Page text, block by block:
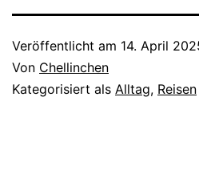
Veröffentlicht am 14. April
Von Chellinchen
Kategorisiert als Alltag, Reisen